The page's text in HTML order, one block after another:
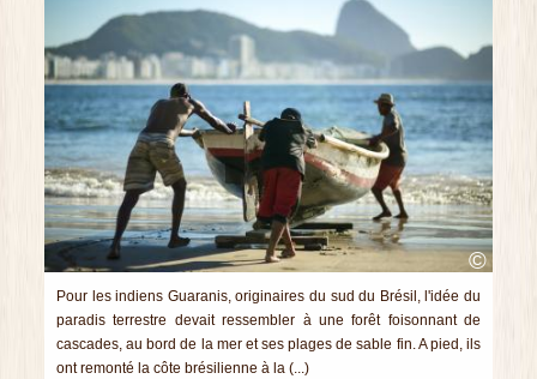
©
Pour les indiens Guaranis, originaires du sud du Brésil, l'idée du
paradis terrestre devait ressembler à une forêt foisonnant de
cascades, au bord de la mer et ses plages de sable fin. A pied, ils
ont remonté la côte brésilienne à la (...)